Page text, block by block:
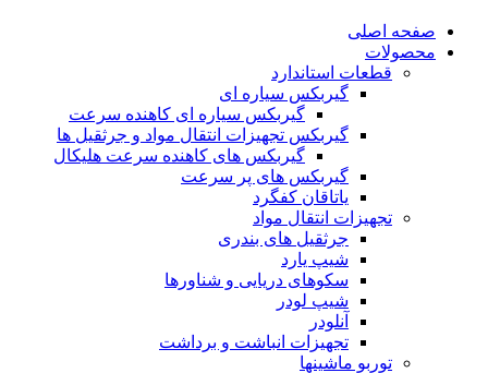
صفحه اصلی
محصولات
قطعات استاندارد
گيربكس سياره ای
گيربكس سياره ای كاهنده سرعت
گيربكس تجهيزات انتقال مواد و جرثقيل ها
گيربكس های كاهنده سرعت هليكال
گيربكس های پر سرعت
ياتاقان كفگرد
تجهیزات انتقال مواد
جرثقیل های بندری
شیپ یارد
سکوهای دریایی و شناورها
شیپ لودر
آنلودر
تجهیزات انباشت و برداشت
توربو ماشینها